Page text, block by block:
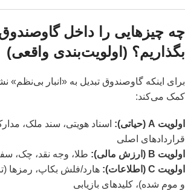
چه چیزهایی را داخل
بگذاریم؟ (اولویت‌بندی واقعی)
برای اینکه گاوصندوق تبدیل به «انبار بی‌نظم»
کمک می‌کند:
اولویت A (حیاتی):
اسناد هویتی، سند ملک،
قراردادهای اصلی
اولویت B (ارزش مالی):
طلا، وجه نقد، چک،
اولویت C (اطلاعات):
هارد/فلش بکاپ، رمزها
و موم شده)، کلیدهای بازیابی